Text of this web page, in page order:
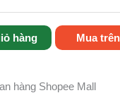
hàng Mua
hàng Shopee Mall